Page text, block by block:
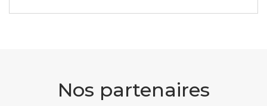
Nos partenaires